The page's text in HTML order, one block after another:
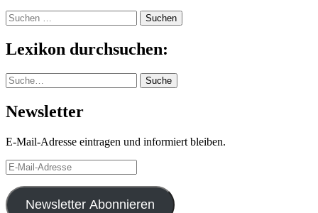
Suchen
nach:
Lexikon durchsuchen:
Suche Suche
Newsletter
E-Mail-Adresse eintragen und informiert bleiben.
E-
Mail-
Adresse
Newsletter Abonnieren